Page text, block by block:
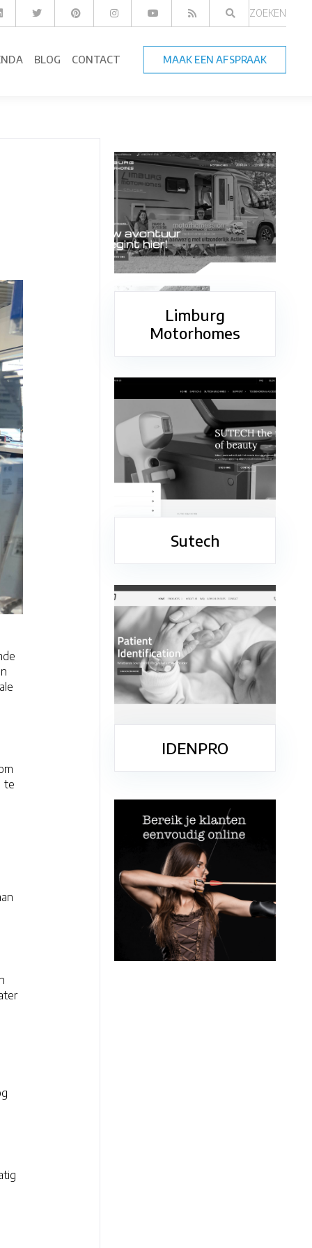
ZOEKEN
BLOG CONTACT MAAK EEN AFSPRAAK
te
Limburg
Motorhomes
Sutech
IDENPRO